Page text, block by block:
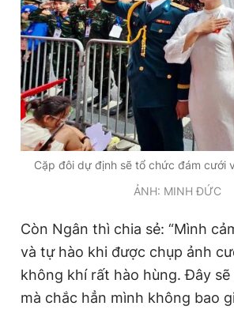
Cặp đôi dự định sẽ tổ chức đám cưới
ẢNH: MINH ĐỨC
Còn Ngân thì chia sẻ: “Mình
và tự hào khi được chụp ảnh
không khí rất hào hùng. Đây
mà chắc hẳn mình không bao